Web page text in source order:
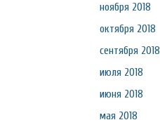
ноября 2018
октября 2018
сентября 2018
июля 2018
июня 2018
мая 2018